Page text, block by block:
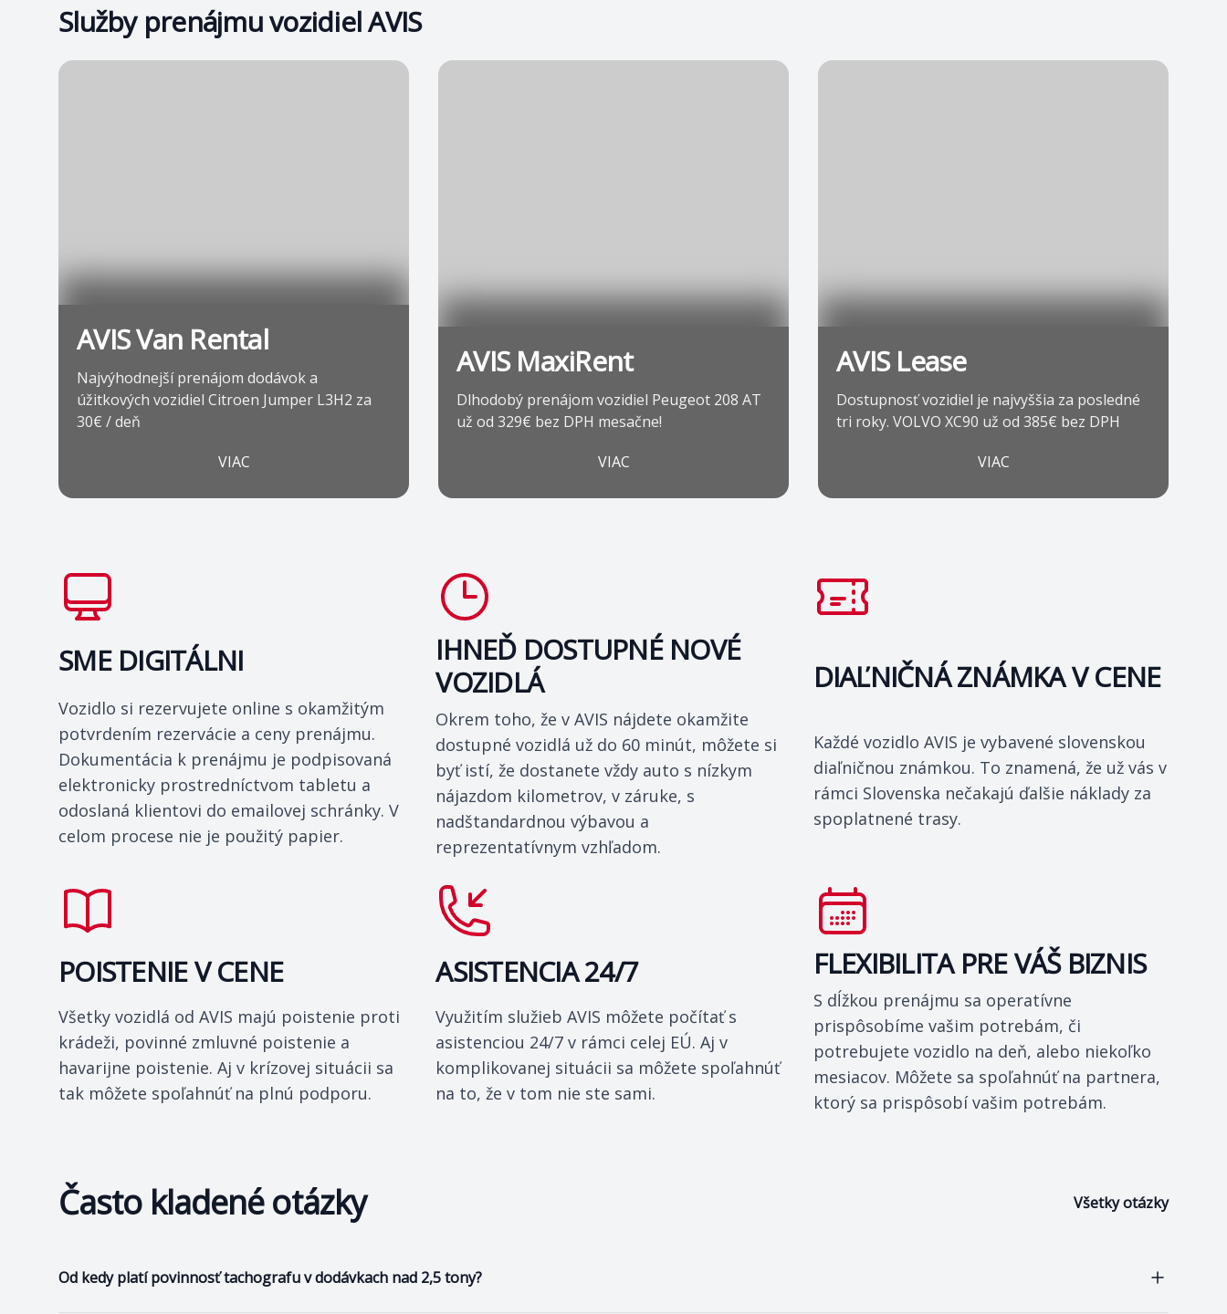
Služby prenájmu vozidiel AVIS
AVIS Van Rental
Najvýhodnejší prenájom dodávok a
úžitkových vozidiel Citroen Jumper L3H2 za
30€ / deň
VIAC
AVIS MaxiRent
Dlhodobý prenájom vozidiel Peugeot 208 AT
už od 329€ bez DPH mesačne!
VIAC
AVIS Lease
Dostupnosť vozidiel je najvyššia za posledné
tri roky. VOLVO XC90 už od 385€ bez DPH
VIAC
SME DIGITÁLNI
Vozidlo si rezervujete online s okamžitým
potvrdením rezervácie a ceny prenájmu.
Dokumentácia k prenájmu je podpisovaná
elektronicky prostredníctvom tabletu a
odoslaná klientovi do emailovej schránky. V
celom procese nie je použitý papier.
IHNEĎ DOSTUPNÉ NOVÉ
VOZIDLÁ
Okrem toho, že v AVIS nájdete okamžite
dostupné vozidlá už do 60 minút, môžete si
byť istí, že dostanete vždy auto s nízkym
nájazdom kilometrov, v záruke, s
nadštandardnou výbavou a
reprezentatívnym vzhľadom.
DIAĽNIČNÁ ZNÁMKA V CENE
Každé vozidlo AVIS je vybavené slovenskou
diaľničnou známkou. To znamená, že už vás v
rámci Slovenska nečakajú ďalšie náklady za
spoplatnené trasy.
POISTENIE V CENE
Všetky vozidlá od AVIS majú poistenie proti
krádeži, povinné zmluvné poistenie a
havarijne poistenie. Aj v krízovej situácii sa
tak môžete spoľahnúť na plnú podporu.
ASISTENCIA 24/7
Využitím služieb AVIS môžete počítať s
asistenciou 24/7 v rámci celej EÚ. Aj v
komplikovanej situácii sa môžete spoľahnúť
na to, že v tom nie ste sami.
FLEXIBILITA PRE VÁŠ BIZNIS
S dĺžkou prenájmu sa operatívne
prispôsobíme vašim potrebám, či
potrebujete vozidlo na deň, alebo niekoľko
mesiacov. Môžete sa spoľahnúť na partnera,
ktorý sa prispôsobí vašim potrebám.
Často kladené otázky Všetky otázky
Od kedy platí povinnosť tachografu v dodávkach nad 2,5 tony?